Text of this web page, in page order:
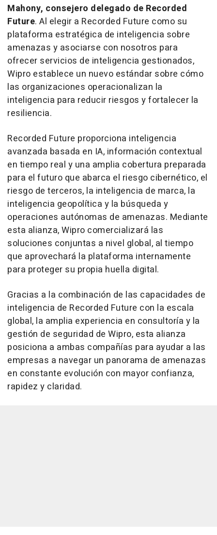
Mahony, consejero delegado de Recorded
Future. Al elegir a Recorded Future como su
plataforma estratégica de inteligencia sobre
amenazas y asociarse con nosotros para
ofrecer servicios de inteligencia gestionados,
Wipro establece un nuevo estándar sobre cómo
las organizaciones operacionalizan la
inteligencia para reducir riesgos y fortalecer la
resiliencia.
Recorded Future proporciona inteligencia
avanzada basada en IA, información contextual
en tiempo real y una amplia cobertura preparada
para el futuro que abarca el riesgo cibernético, el
riesgo de terceros, la inteligencia de marca, la
inteligencia geopolítica y la búsqueda y
operaciones autónomas de amenazas. Mediante
esta alianza, Wipro comercializará las
soluciones conjuntas a nivel global, al tiempo
que aprovechará la plataforma internamente
para proteger su propia huella digital.
Gracias a la combinación de las capacidades de
inteligencia de Recorded Future con la escala
global, la amplia experiencia en consultoría y la
gestión de seguridad de Wipro, esta alianza
posiciona a ambas compañías para ayudar a las
empresas a navegar un panorama de amenazas
en constante evolución con mayor confianza,
rapidez y claridad.